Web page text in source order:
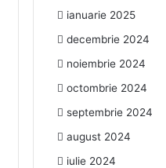
ianuarie 2025
decembrie 2024
noiembrie 2024
octombrie 2024
septembrie 2024
august 2024
iulie 2024